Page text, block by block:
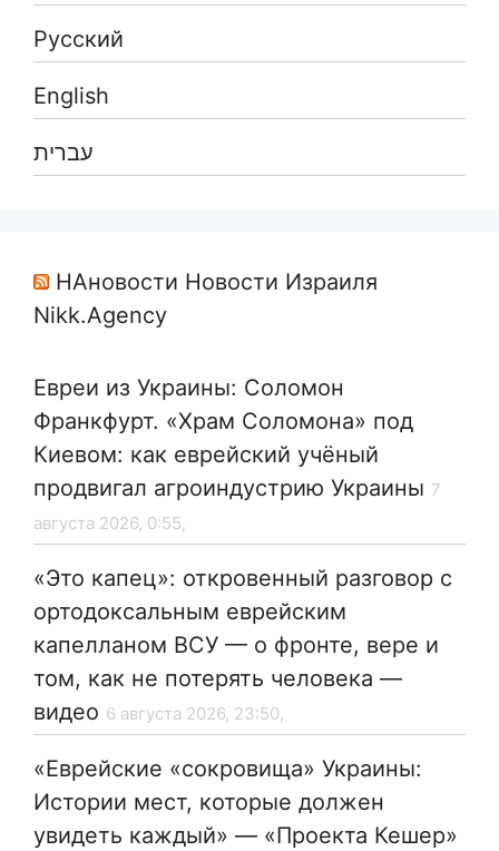
Русский
English
עברית
НАновости Новости Израиля
Nikk.Agency
Евреи из Украины: Соломон
Франкфурт. «Храм Соломона» под
Киевом: как еврейский учёный
продвигал агроиндустрию Украины 7
августа 2026, 0:55,
«Это капец»: откровенный разговор с
ортодоксальным еврейским
капелланом ВСУ — о фронте, вере и
том, как не потерять человека —
видео 6 августа 2026, 23:50,
«Еврейские «сокровища» Украины:
Истории мест, которые должен
увидеть каждый» — «Проекта Кешер»